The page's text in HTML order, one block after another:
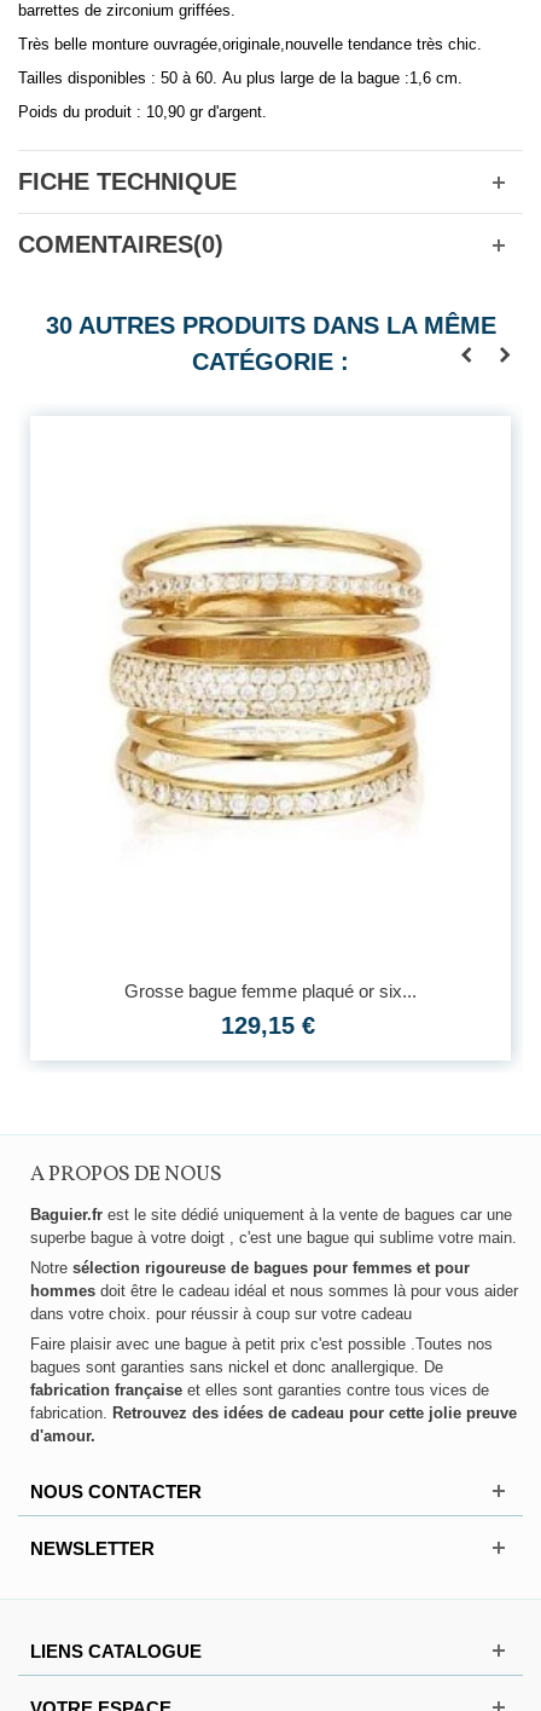
barrettes de zirconium griffées.
Très belle monture ouvragée,originale,nouvelle tendance très chic.
Tailles disponibles : 50 à 60. Au plus large de la bague :1,6 cm.
Poids du produit : 10,90 gr d'argent.
FICHE TECHNIQUE
COMENTAIRES(0)
30 AUTRES PRODUITS DANS LA MÊME
CATÉGORIE :
Grosse bague femme plaqué or six...
129,15 €
A PROPOS DE NOUS
Baguier.fr est le site dédié uniquement à la vente de bagues car une
superbe bague à votre doigt , c'est une bague qui sublime votre main.
Notre sélection rigoureuse de bagues pour femmes et pour
hommes doit être le cadeau idéal et nous sommes là pour vous aider
dans votre choix. pour réussir à coup sur votre cadeau
Faire plaisir avec une bague à petit prix c'est possible .Toutes nos
bagues sont garanties sans nickel et donc anallergique. De
fabrication française et elles sont garanties contre tous vices de
fabrication. Retrouvez des idées de cadeau pour cette jolie preuve
d'amour.
NOUS CONTACTER
NEWSLETTER
LIENS CATALOGUE